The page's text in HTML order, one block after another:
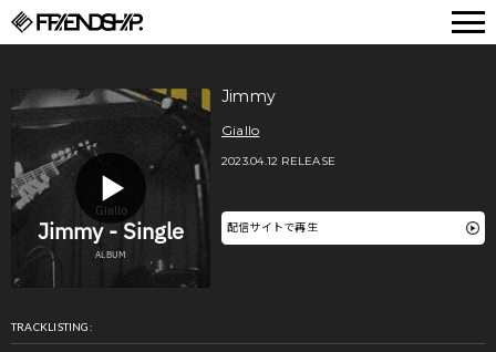
Jimmy
Giallo
2023.04.12 RELEASE
配信サイトで再生
TRACKLISTING: